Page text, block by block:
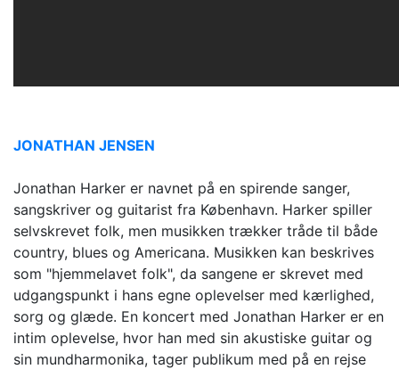
JONATHAN JENSEN
Jonathan Harker er navnet på en spirende sanger,
sangskriver og guitarist fra København. Harker spiller
selvskrevet folk, men musikken trækker tråde til både
country, blues og Americana. Musikken kan beskrives
som "hjemmelavet folk", da sangene er skrevet med
udgangspunkt i hans egne oplevelser med kærlighed,
sorg og glæde. En koncert med Jonathan Harker er en
intim oplevelse, hvor han med sin akustiske guitar og
sin mundharmonika, tager publikum med på en rejse